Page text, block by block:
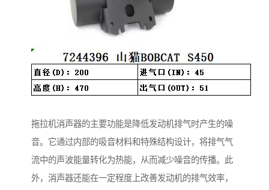
拖拉机消声器的主要功能是降低发动机排气时产生的噪
音。它通过内部的吸音材料和特殊结构设计，将排气气
流中的声波能量转化为热能，从而减少噪音的传播。此
外，消声器还能在一定程度上改善发动机的排气效率，